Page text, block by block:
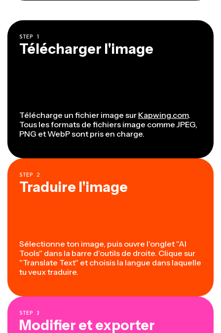
STEP 1
Télécharger l'image
Télécharge un fichier image sur Kapwing.com.
Tous les formats de fichiers image comme JPEG,
PNG et WebP sont pris en charge.
STEP 2
Traduire l'image
Sélectionne ton image, puis ouvre l'onglet "AI
Tools" dans la barre d'outils de droite. Clique sur
"Translate Text" et choisis la langue dans laquelle
tu veux traduire.
STEP 3
Modifier et exporter